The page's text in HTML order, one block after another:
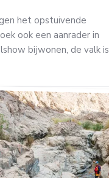
het opstuivende
ook een aanrader in
bijwonen, de valk is